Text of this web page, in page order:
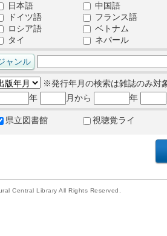
日本語
中国語
ドイツ語
フランス語
ロシア語
ベトナム
タイ
ネパール
※発行年月の検索は雑誌のみ対
年
月から 年
県立図書館 視聴覚ライ
Central Library All Rights Reserved.